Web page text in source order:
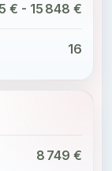
€ - 15 848 €
16
8 749 €